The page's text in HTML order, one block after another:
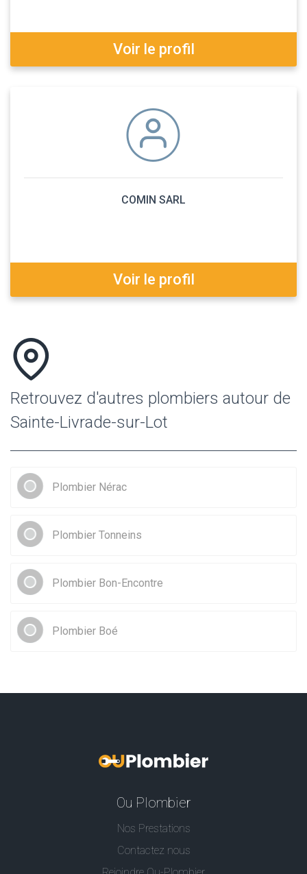
Voir le profil
COMIN SARL
Voir le profil
Retrouvez d'autres plombiers autour de
Sainte-Livrade-sur-Lot
Plombier Nérac
Plombier Tonneins
Plombier Bon-Encontre
Plombier Boé
Ou Plombier
Nos Prestations
Contactez nous